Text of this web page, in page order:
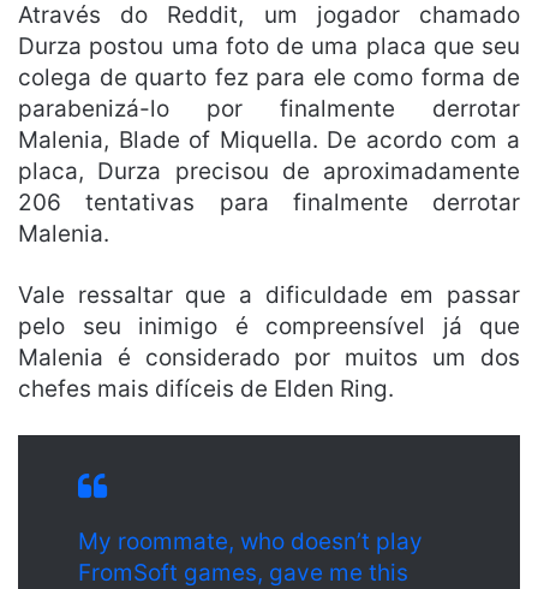
Através do Reddit, um jogador chamado
Durza postou uma foto de uma placa que seu
colega de quarto fez para ele como forma de
parabenizá-lo por finalmente derrotar
Malenia, Blade of Miquella. De acordo com a
placa, Durza precisou de aproximadamente
206 tentativas para finalmente derrotar
Malenia.
Vale ressaltar que a dificuldade em passar
pelo seu inimigo é compreensível já que
Malenia é considerado por muitos um dos
chefes mais difíceis de Elden Ring.
My roommate, who doesn’t play
FromSoft games, gave me this